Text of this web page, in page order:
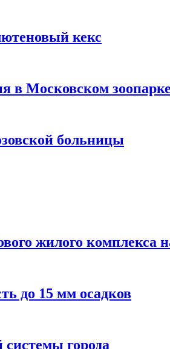
кекс
в Московском зоопарке
больницы
жилого комплекса
до 15 мм осадков
города